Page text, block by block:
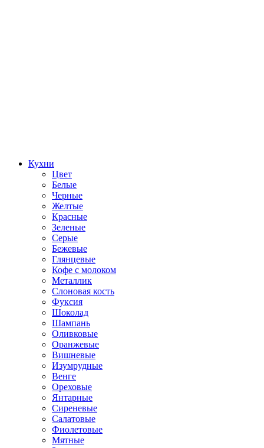
Кухни
Цвет
Белые
Черные
Желтые
Красные
Зеленые
Серые
Бежевые
Глянцевые
Кофе с молоком
Металлик
Слоновая кость
Фуксия
Шоколад
Шампань
Оливковые
Оранжевые
Вишневые
Изумрудные
Венге
Ореховые
Янтарные
Сиреневые
Салатовые
Фиолетовые
Мятные